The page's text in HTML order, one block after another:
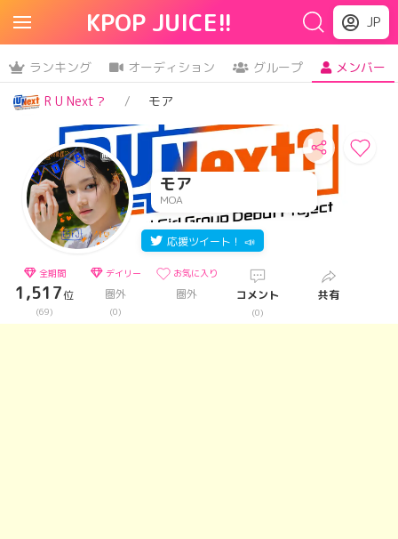
KPOP JUICE!! JP
ランキング オーディション グループ
メンバー
R U Next？
モア
モア
MOA
応援ツイート！ 📣
全期間
1,517位
(69)
デイリー
圏外
(0)
お気に入り
圏外 コメント
(0)
共有